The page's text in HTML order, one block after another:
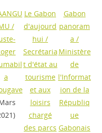
/
a
Le Gabon
d'aujourd
hui /
Secrétaria
t d'état au
tourisme
et aux
loisirs
chargé
des parcs
Gabon
panoram
a /
Ministère
de
l'Informat
ion de la
Républiq
ue
Gabonais